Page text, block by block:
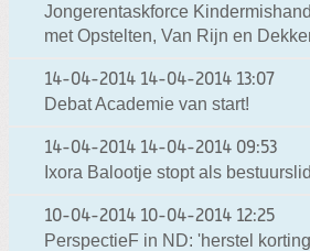
Jongerentaskforce
met Opstelten, Van Rijn en
14-04-2014 14-04-2014 13:07
Debat Academie van start!
14-04-2014 14-04-2014 09:53
Ixora Balootje stopt als bestuurslid
10-04-2014 10-04-2014 12:25
PerspectieF in ND: 'herstel